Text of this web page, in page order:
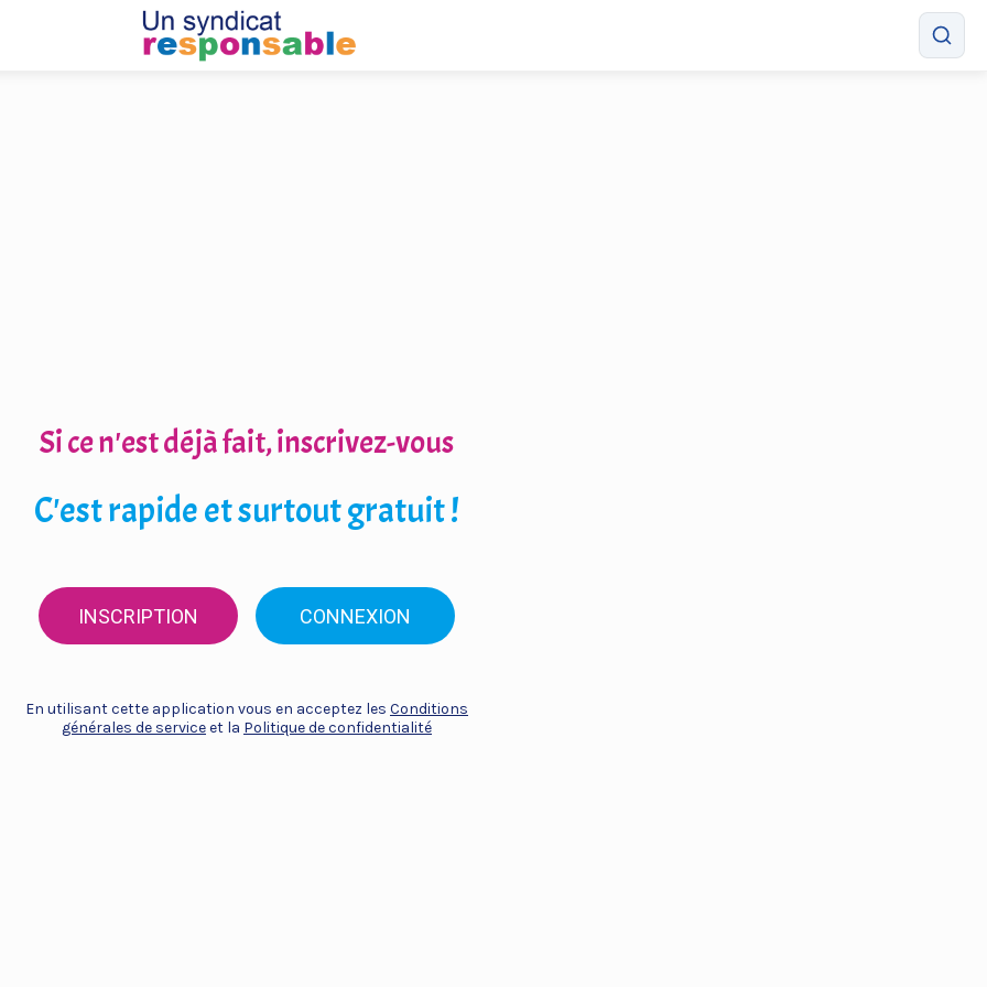
Si ce n'est déjà fait, inscrivez-vous
C'est rapide et surtout gratuit !
INSCRIPTION CONNEXION
En utilisant cette application vous en acceptez les Conditions
générales de serviceet la Politique de confidentialité